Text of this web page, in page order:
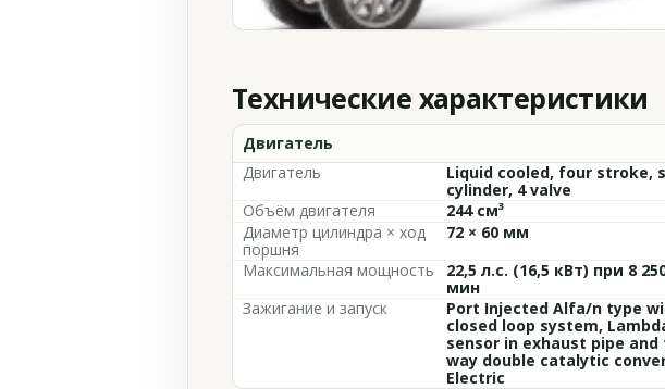
Технические характеристики
Двигатель
Двигатель
Liquid cooled, four stroke,
cylinder, 4 valve
Объём двигателя
244 см³
Диаметр цилиндра × ход
поршня
72 × 60 мм
Максимальная мощность
22,5 л.с. (16,5 кВт) при 8
мин
Зажигание и запуск
Port Injected Alfa/n type
closed loop system,
sensor in exhaust pipe and
way double catalytic
Electric